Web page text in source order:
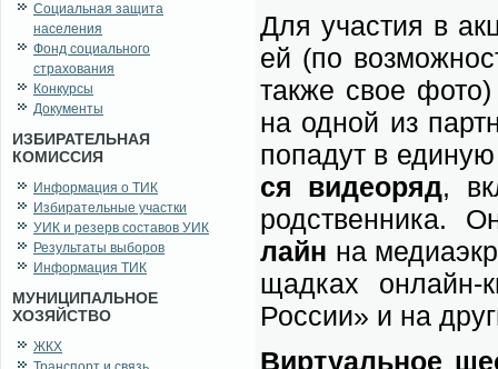
Социальная защита
населения
Фонд социального
страхования
Конкурсы
Документы
ИЗБИРАТЕЛЬНАЯ
КОМИССИЯ
Информация о ТИК
Избирательные участки
УИК и резерв составов УИК
Результаты выборов
Информация ТИК
МУНИЦИПАЛЬНОЕ
ХОЗЯЙСТВО
ЖКХ
Для уча­стия в
ей (по
так­же свое
на од­ной из
по­па­дут в еди­ную
ся ви­део­ряд,
род­ствен­ни­ка.
лайн на
щад­ках он­лайн-
Рос­сии» и на
Вир­ту­аль­ное